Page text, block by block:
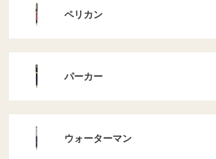
ペリカン
パーカー
ウォーターマン